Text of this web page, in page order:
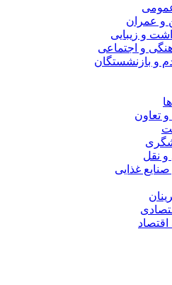
و عمران
و زیبایی
و اجتماعی
و بازنشستگان
و تعاون
و نقل
غذایی
اقتصاد